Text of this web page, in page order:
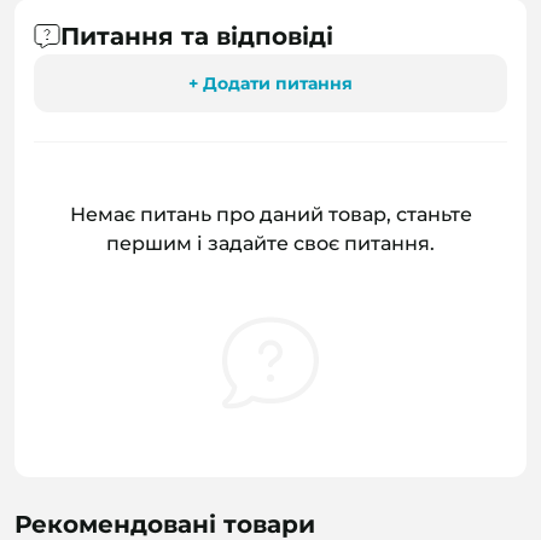
Питання та відповіді
+ Додати питання
Немає питань про даний товар, станьте
першим і задайте своє питання.
Рекомендовані товари